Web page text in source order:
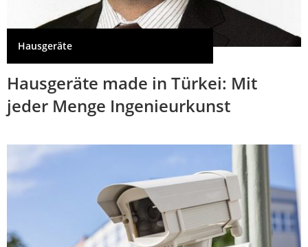
Hausgeräte
Hausgeräte made in Türkei: Mit
jeder Menge Ingenieurkunst